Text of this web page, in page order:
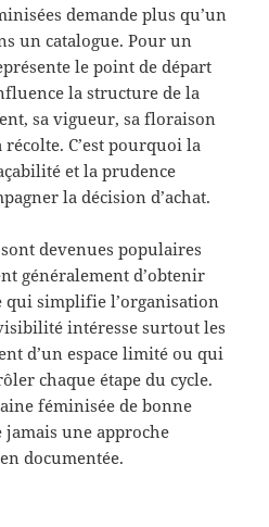
demande plus qu’un
un catalogue. Pour un
le point de départ
la structure de la
sa vigueur, sa floraison
C’est pourquoi la
et la prudence
la décision d’achat.
devenues populaires
généralement d’obtenir
qui simplifie l’organisation
intéresse surtout les
d’un espace limité ou qui
chaque étape du cycle.
féminisée de bonne
une approche
documentée.